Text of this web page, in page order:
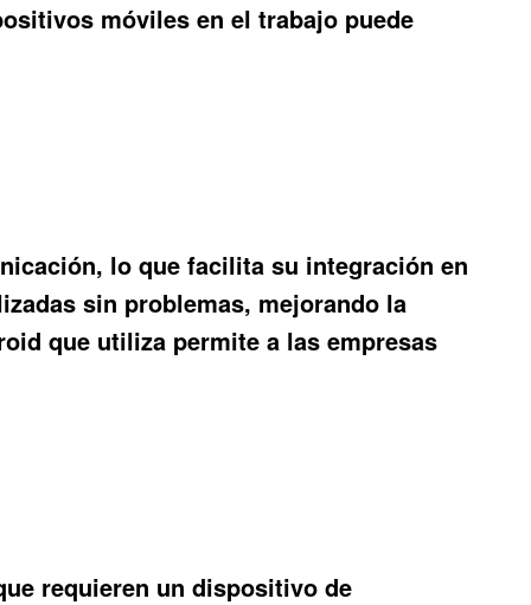
móviles en el trabajo puede
lo que facilita su integración en
sin problemas, mejorando la
que utiliza permite a las empresas
requieren un dispositivo de